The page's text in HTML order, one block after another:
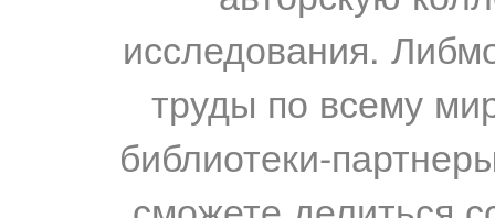
исследования.
труды по всему
библиотеки-